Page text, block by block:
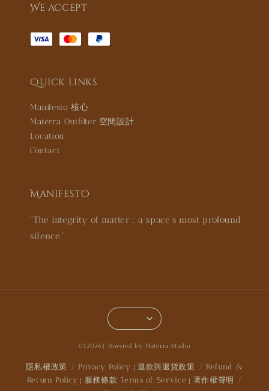
We accept
Quick links
Manifesto 核心
Materra Outfilter 空間設計
Location
Contact
Manifesto
"The integrity of matter : a space’s most profound
silence."
©{2026} Powered by Materra Studio
隱私權政策 / Privacy Policy | 退款與退貨政策 / Refund &
Return Policy | 服務條款 Terms of Service | 著作權聲明 /